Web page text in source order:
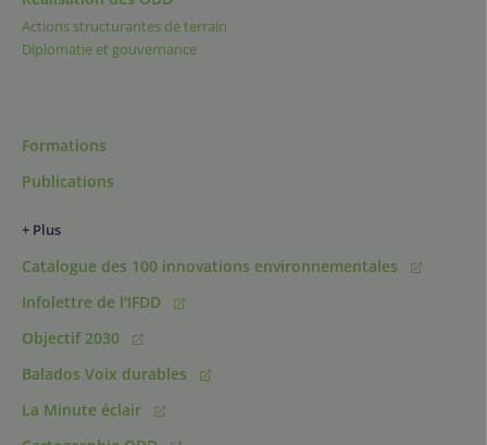
Actions structurantes de terrain
Diplomatie et gouvernance
Formations
Publications
+ Plus
Catalogue des 100 innovations environnementales
Infolettre de l'IFDD
Objectif 2030
Balados Voix durables
La Minute éclair